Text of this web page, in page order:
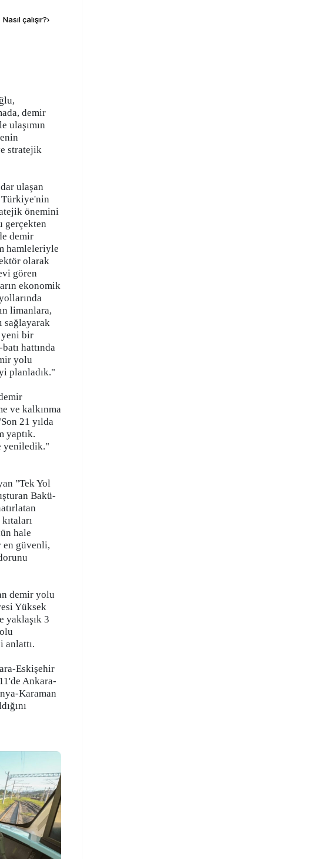
Nasıl çalışır?›
demir
ulaşımın
stratejik
ulaşan
Türkiye'nin
önemini
gerçekten
demir
hamleleriyle
olarak
gören
ekonomik
limanlara,
sağlayarak
yeni bir
hattında
yolu
planladık."
ve kalkınma
21 yılda
yaptık.
yeniledik."
"Tek Yol
Bakü-
hale
en güvenli,
demir yolu
Yüksek
yaklaşık 3
anlattı.
Eskişehir
Ankara-
Karaman